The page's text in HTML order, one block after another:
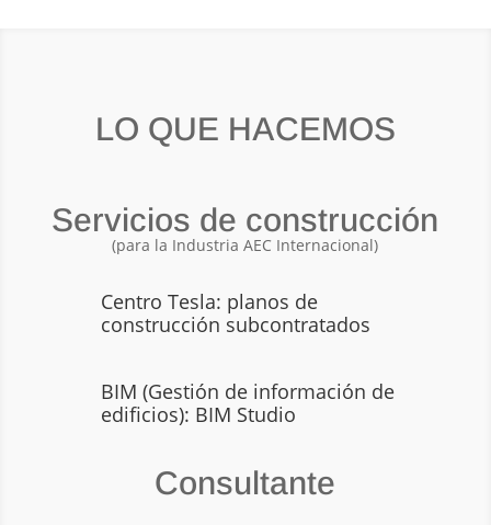
LO QUE HACEMOS
Servicios de construcción
(para la Industria AEC Internacional)
Centro Tesla: planos de
construcción subcontratados
BIM (Gestión de información de
edificios): BIM Studio
Consultante